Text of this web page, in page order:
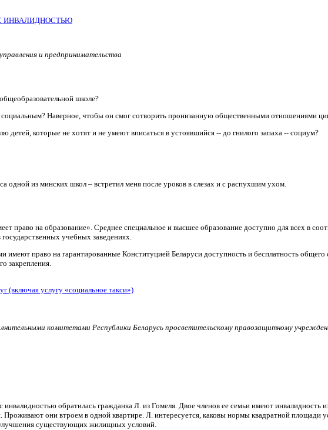
ИНВАЛИДНОСТЬЮ
и предпринимательства
школе?
Наверное, чтобы он смог сотворить пронизанную общественными отношениями
детей, которые не хотят и не умеют вписаться в устоявшийся -- до гнилого запаха -- социум?
одной из минских школ – встретил меня после уроков в слезах и с распухшим ухом.
право на образование». Среднее специальное и высшее образование доступно для всех в
учебных заведениях.
право на гарантированные Конституцией Беларуси доступность и бесплатность общего
закрепления.
(включая услугу «социальное такси»)
комитетами Республики Беларусь просветительскому правозащитному
обратилась гражданка Л. из Гомеля. Двое членов ее семьи имеют инвалидность
они втроем в одной квартире. Л. интересуется, каковы нормы квадратной площади
существующих жилищных условий.